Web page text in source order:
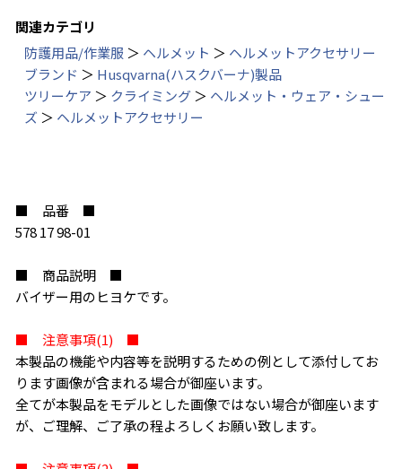
お買い物を続ける カートへ進む
関連カテゴリ
防護用品/作業服 ＞ ヘルメット ＞ ヘルメットアクセサリー
ブランド ＞ Husqvarna(ハスクバーナ)製品
ツリーケア ＞ クライミング ＞ ヘルメット・ウェア・シュー
ズ ＞ ヘルメットアクセサリー
■ 品番 ■
578 17 98-01
■ 商品説明 ■
バイザー用のヒヨケです。
■ 注意事項(1) ■
本製品の機能や内容等を説明するための例として添付してお
ります画像が含まれる場合が御座います。
全てが本製品をモデルとした画像ではない場合が御座います
が、ご理解、ご了承の程よろしくお願い致します。